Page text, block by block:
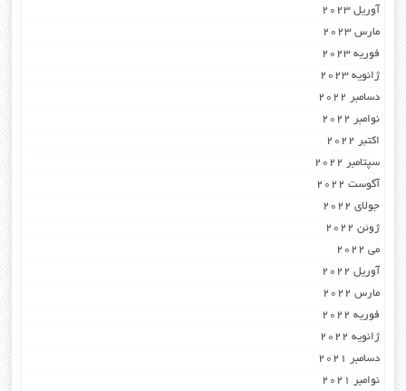
آوریل 2023
مارس 2023
فوریه 2023
ژانویه 2023
دسامبر 2022
نوامبر 2022
اکتبر 2022
سپتامبر 2022
آگوست 2022
جولای 2022
ژوئن 2022
می 2022
آوریل 2022
مارس 2022
فوریه 2022
ژانویه 2022
دسامبر 2021
نوامبر 2021